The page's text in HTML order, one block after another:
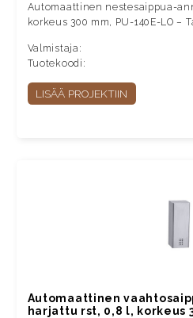
Automaattinen nestesaippua-
korkeus 300 mm, PU-140E-LO –
Valmistaja:
Tuotekoodi:
LISÄÄ PROJEKTIIN
Automaattinen
harjattu rst, 0,8 l, korkeus